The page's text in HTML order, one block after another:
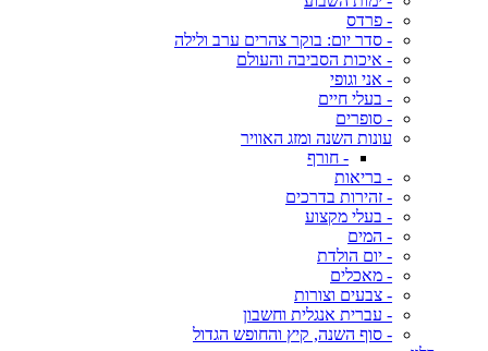
- פרדס
- סדר יום: בוקר צהרים ערב ולילה
- איכות הסביבה והעולם
- אני וגופי
- בעלי חיים
- סופרים
עונות השנה ומזג האוויר
- חורף
- בריאות
- זהירות בדרכים
- בעלי מקצוע
- המים
- יום הולדת
- מאכלים
- צבעים וצורות
- עברית אנגלית וחשבון
- סוף השנה, קיץ והחופש הגדול